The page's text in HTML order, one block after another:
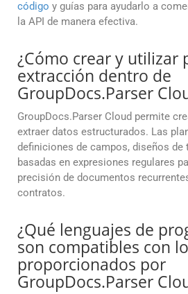
código y guías para ayudarlo a
la API de manera efectiva.
¿Cómo crear y utilizar
extracción dentro de
GroupDocs.Parser
GroupDocs.Parser Cloud permite
extraer datos estructurados. Las
definiciones de campos, diseños de
basadas en expresiones regulares
precisión de documentos
contratos.
¿Qué lenguajes de
son compatibles con
proporcionados por
GroupDocs.Parser